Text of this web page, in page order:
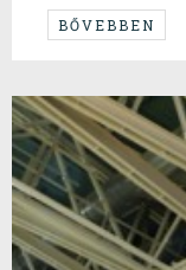
BŐVEBBEN